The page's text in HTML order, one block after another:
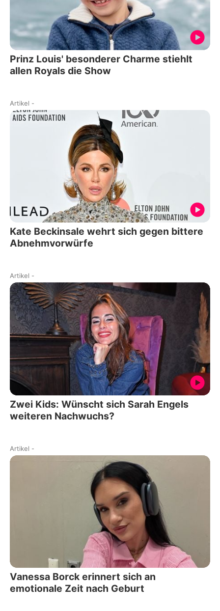
Prinz Louis' besonderer Charme stiehlt
allen Royals die Show
Artikel -
Kate Beckinsale wehrt sich gegen bittere
Abnehmvorwürfe
Artikel -
Zwei Kids: Wünscht sich Sarah Engels
weiteren Nachwuchs?
Artikel -
Vanessa Borck erinnert sich an
emotionale Zeit nach Geburt